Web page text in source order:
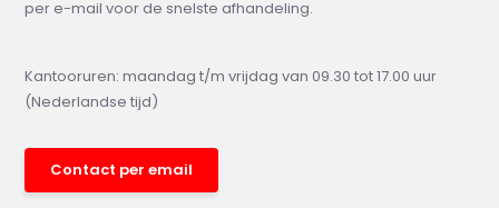
per e-mail voor de snelste afhandeling.
Kantooruren: maandag t/m vrijdag van 09.30 tot 17.00 uur
(Nederlandse tijd)
Contact per email